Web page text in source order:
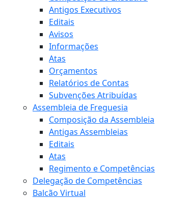
Antigos Executivos
Editais
Avisos
Informações
Atas
Orçamentos
Relatórios de Contas
Subvenções Atribuídas
Assembleia de Freguesia
Composição da Assembleia
Antigas Assembleias
Editais
Atas
Regimento e Competências
Delegação de Competências
Balcão Virtual